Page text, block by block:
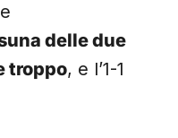
delle due
troppo, e l’1-1